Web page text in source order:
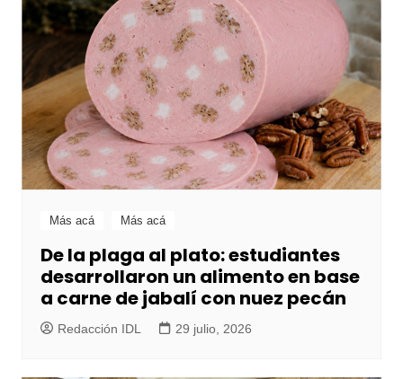
Más acá Más acá
De la plaga al plato: estudiantes
desarrollaron un alimento en base
a carne de jabalí con nuez pecán
Redacción IDL 29 julio, 2026